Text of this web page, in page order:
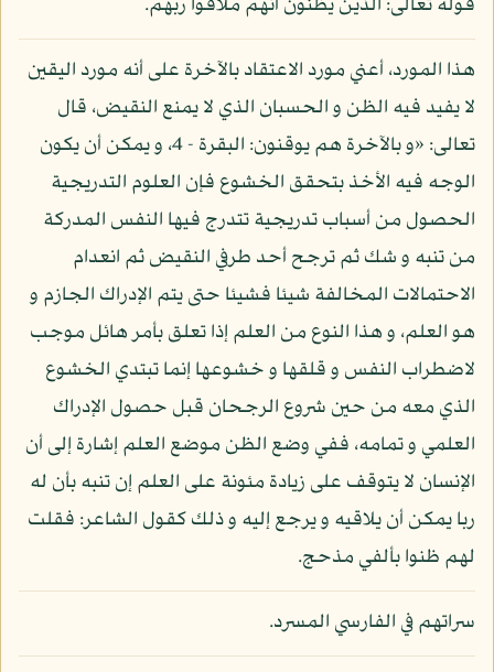
قوله تعالى: الذين يظنون أنهم ملاقوا ربهم.
هذا المورد، أعني مورد الاعتقاد بالآخرة على أنه مورد اليقين
لا يفيد فيه الظن و الحسبان الذي لا يمنع النقيض، قال
تعالى: «و بالآخرة هم يوقنون: البقرة - 4، و يمكن أن يكون
الوجه فيه الأخذ بتحقق الخشوع فإن العلوم التدريجية
الحصول من أسباب تدريجية تتدرج فيها النفس المدركة
من تنبه و شك ثم ترجح أحد طرفي النقيض ثم انعدام
الاحتمالات المخالفة شيئا فشيئا حتى يتم الإدراك الجازم و
هو العلم، و هذا النوع من العلم إذا تعلق بأمر هائل موجب
لاضطراب النفس و قلقها و خشوعها إنما تبتدي الخشوع
الذي معه من حين شروع الرجحان قبل حصول الإدراك
العلمي و تمامه، ففي وضع الظن موضع العلم إشارة إلى أن
الإنسان لا يتوقف على زيادة مئونة على العلم إن تنبه بأن له
ربا يمكن أن يلاقيه و يرجع إليه و ذلك كقول الشاعر: فقلت
لهم ظنوا بألفي مذحج.
سراتهم في الفارسي المسرد.